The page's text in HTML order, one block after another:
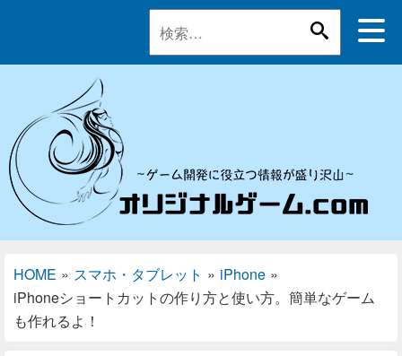
HOME » スマホ・タブレット » iPhone »
iPhoneショートカットの作り方と使い方。簡単なゲーム
も作れるよ！